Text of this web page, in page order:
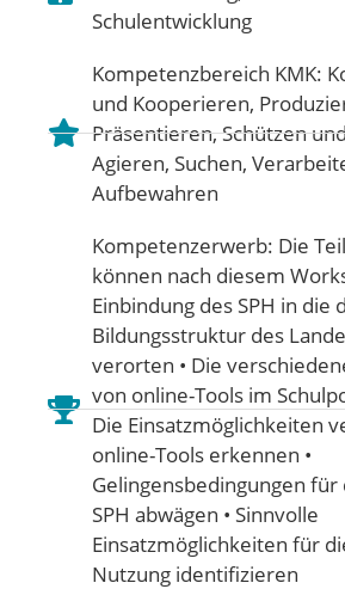
Schulentwicklung
Kompetenzbereich KMK:
und Kooperieren,
Präsentieren,Schützen
Agieren, Suchen,
Aufbewahren
Kompetenzerwerb: Die
können nach diesem
Einbindung des SPH in die
Bildungsstruktur des
verorten • Die
von online-Tools im
Die Einsatzmöglichkeiten
online-Tools erkennen •
Gelingensbedingungen für
SPH abwägen • Sinnvolle
Einsatzmöglichkeiten für
Nutzung identifizieren